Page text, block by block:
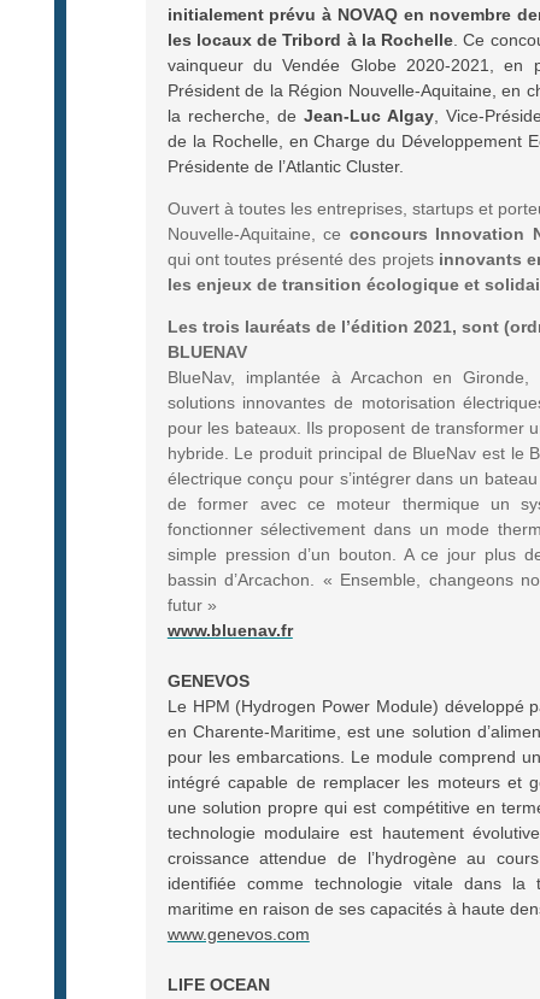
initialement prévu à NOVAQ en novembre
les locaux de Tribord à la Rochelle . Ce
vainqueur du Vendée Globe 2020-2021, en
Président de la Région Nouvelle-Aquitaine, en
la recherche, deJean-Luc Algay , Vice-
de la Rochelle, en Charge du Développement
Présidente de l’Atlantic Cluster.
Ouvert à toutes les entreprises, startups et
Nouvelle-Aquitaine, ce concours Innovation
qui ont toutes présenté des projetsinnovants
les enjeux de transition écologique et
Les trois lauréats de l’édition 2021, sont
BLUENAV
BlueNav, implantée à Arcachon en
solutions innovantes de motorisation
pour les bateaux. Ils proposent de transformer
hybride. Le produit principal de BlueNav est le
électrique conçu pour s’intégrer dans un
de former avec ce moteur thermique un
fonctionner sélectivement dans un mode
simple pression d’un bouton. A ce jour plus
bassin d’Arcachon. « Ensemble, changeons
futur »
www.bluenav.fr
GENEVOS
Le HPM (Hydrogen Power Module) développé
en Charente-Maritime, est une solution
pour les embarcations. Le module comprend
intégré capable de remplacer les moteurs et
une solution propre qui est compétitive en
technologie modulaire est hautement
croissance attendue de l’hydrogène au
identifiée comme technologie vitale dans
maritime en raison de ses capacités à haute
www.genevos.com
LIFE OCEAN